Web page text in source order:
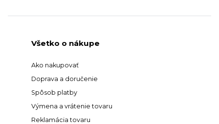
Všetko o nákupe
Ako nakupovať
Doprava a doručenie
Spôsob platby
Výmena a vrátenie tovaru
Reklamácia tovaru